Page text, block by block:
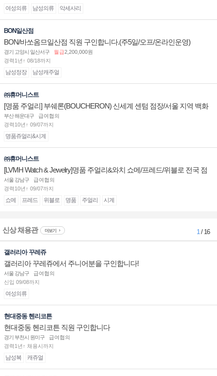
여성의류 남성의류 악세사리
BON일산점
BON/바쏘옴므일산점 직원 구인합니다.(주5일/오프/온라인운영)
경기 고양시 일산서구 월급2,200,000원
경력1년↑ 08/18까지
남성정장 남성캐주얼
㈜휴머니스트
[명품 주얼리] 부쉐론(BOUCHERON) 신세계 센텀 점장/서울 지역 백화
점 판매사원 채용
부산 해운대구
급여협의
경력10년↑ 09/07까지
명품쥬얼리&시계
㈜휴머니스트
[LVMH Watch & Jewelry]명품 주얼리&와치 쇼메/프레드/위블로 전국 점
장/부점장/판매사원 채용
서울 강남구
급여협의
경력10년↑ 09/07까지
쇼메 프레드 위블로 명품 주얼리 시계
신상 채용관 더보기 1/ 16
갤러리아 꾸레쥬
갤러리아 꾸레쥬에서 주니어분을 구인합니다!
서울 강남구
급여협의
신입 09/08까지
여성의류
현대중동 헨리코튼
현대중동 헨리코튼 직원 구인합니다
경기 부천시 원미구
급여협의
경력1년↑ 채용시까지
남성복 캐쥬얼